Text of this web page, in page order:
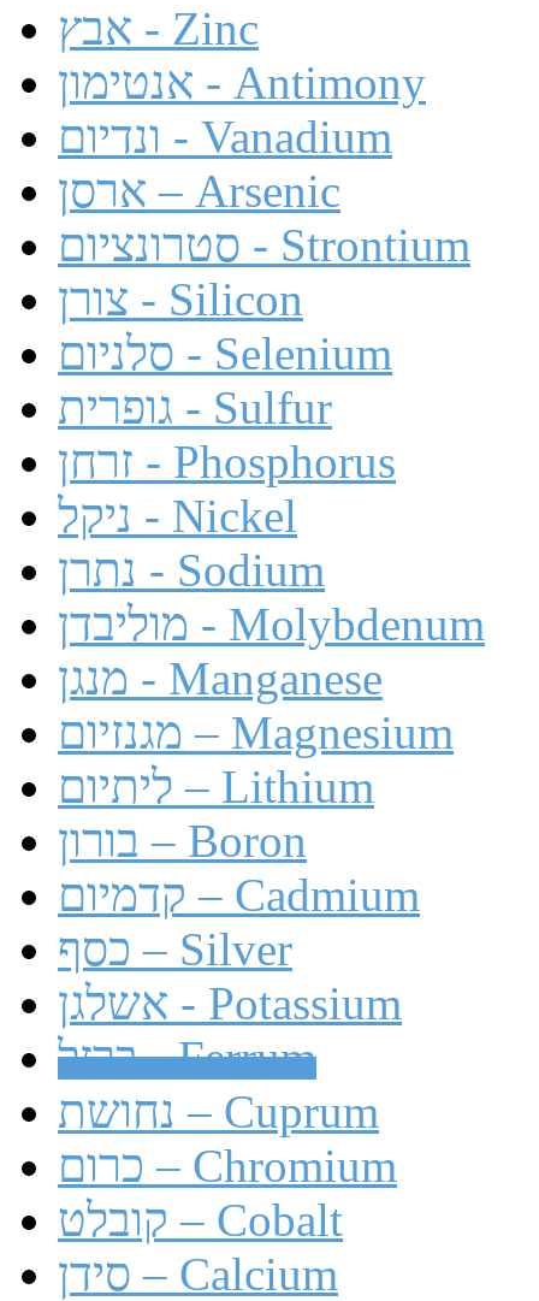
אבץ - Zinc
אנטימון - Antimony
ונדיום - Vanadium
ארסן – Arsenic
סטרונציום - Strontium
צורן - Silicon
סלניום - Selenium
גופרית - Sulfur
זרחן - Phosphorus
ניקל - Nickel
נתרן - Sodium
מוליבדן - Molybdenum
מנגן - Manganese
מגנזיום – Magnesium
ליתיום – Lithium
בורון – Boron
קדמיום – Cadmium
כסף – Silver
אשלגן - Potassium
ברזל - Ferrum
נחושת – Cuprum
כרום – Chromium
קובלט – Cobalt
סידן – Calcium